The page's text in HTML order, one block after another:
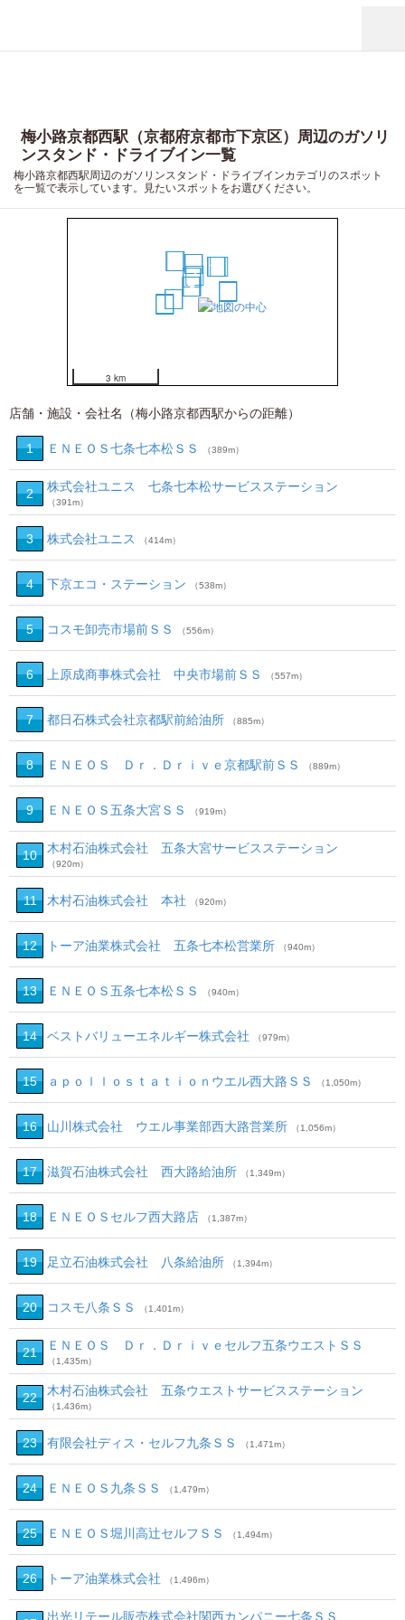
梅小路京都西駅（京都府京都市下京区）周辺のガソリ
ンスタンド・ドライブイン一覧
梅小路京都西駅周辺のガソリンスタンド・ドライブインカテゴリのスポット
を一覧で表示しています。見たいスポットをお選びください。
1
2
3
4
5
6
10
11
12
13
15
16
19
20
3 km
店舗・施設・会社名（梅小路京都西駅からの距離）
1 ＥＮＥＯＳ七条七本松ＳＳ （389m）
2 株式会社ユニス 七条七本松サービスステーション
（391m）
3 株式会社ユニス （414m）
4 下京エコ・ステーション （538m）
5 コスモ卸売市場前ＳＳ （556m）
6 上原成商事株式会社 中央市場前ＳＳ （557m）
7 都日石株式会社京都駅前給油所 （885m）
8 ＥＮＥＯＳ Ｄｒ．Ｄｒｉｖｅ京都駅前ＳＳ （889m）
9 ＥＮＥＯＳ五条大宮ＳＳ （919m）
10 木村石油株式会社 五条大宮サービスステーション
（920m）
11 木村石油株式会社 本社 （920m）
12 トーア油業株式会社 五条七本松営業所 （940m）
13 ＥＮＥＯＳ五条七本松ＳＳ （940m）
14 ベストバリューエネルギー株式会社 （979m）
15 ａｐｏｌｌｏｓｔａｔｉｏｎウエル西大路ＳＳ （1,050m）
16 山川株式会社 ウエル事業部西大路営業所 （1,056m）
17 滋賀石油株式会社 西大路給油所 （1,349m）
18 ＥＮＥＯＳセルフ西大路店 （1,387m）
19 足立石油株式会社 八条給油所 （1,394m）
20 コスモ八条ＳＳ （1,401m）
21 ＥＮＥＯＳ Ｄｒ．Ｄｒｉｖｅセルフ五条ウエストＳＳ
（1,435m）
22 木村石油株式会社 五条ウエストサービスステーション
（1,436m）
23 有限会社ディス・セルフ九条ＳＳ （1,471m）
24 ＥＮＥＯＳ九条ＳＳ （1,479m）
25 ＥＮＥＯＳ堀川高辻セルフＳＳ （1,494m）
26 トーア油業株式会社 （1,496m）
出光リテール販売株式会社関西カンパニー七条ＳＳ